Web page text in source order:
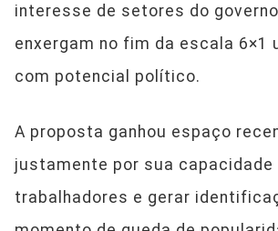
interesse de setores do
enxergam no fim da escala 6×1
com potencial político.
A proposta ganhou espaço
justamente por sua capacidade
trabalhadores e gerar